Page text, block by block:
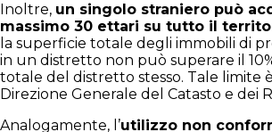
Inoltre, un singolo straniero può
massimo 30 ettari su tutto il
la superficie totale degli immobili di
in un distretto non può superare il
totale del distretto stesso. Tale limite
Direzione Generale del Catasto e dei
Analogamente, l’utilizzo non